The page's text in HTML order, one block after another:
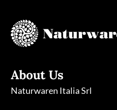
About Us
Naturwaren Italia Srl